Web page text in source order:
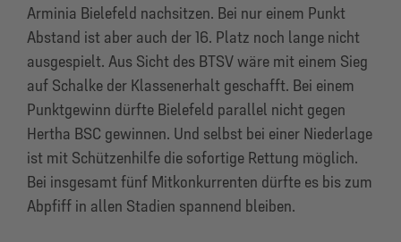
Arminia Bielefeld nachsitzen. Bei nur einem Punkt
Abstand ist aber auch der 16. Platz noch lange nicht
ausgespielt. Aus Sicht des BTSV wäre mit einem Sieg
auf Schalke der Klassenerhalt geschafft. Bei einem
Punktgewinn dürfte Bielefeld parallel nicht gegen
Hertha BSC gewinnen. Und selbst bei einer Niederlage
ist mit Schützenhilfe die sofortige Rettung möglich.
Bei insgesamt fünf Mitkonkurrenten dürfte es bis zum
Abpfiff in allen Stadien spannend bleiben.